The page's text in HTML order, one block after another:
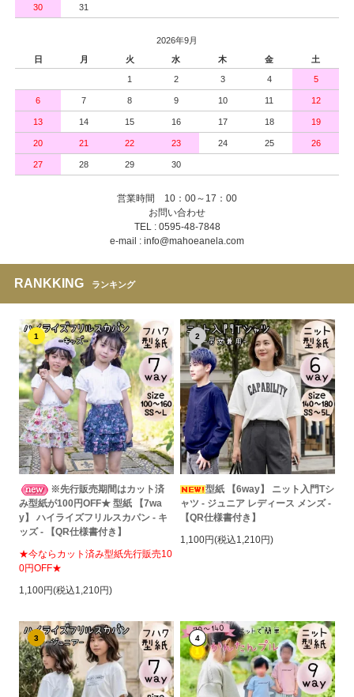
30 31
2026年9月
日
月 火 水 木 金 土
1 2 3 4 5
6 7 8 9 10 11 12
13 14 15 16 17 18 19
20 21 22 23 24 25 26
27 28 29 30
営業時間 10：00～17：00
お問い合わせ
TEL : 0595-48-7848
e-mail : info@mahoeanela.com
RANKKING ランキング
1
※先行販売期間はカット済
み型紙が100円OFF★ 型紙 【7wa
y】 ハイライズフリルスカパン - キ
ッズ - 【QR仕様書付き】
★今ならカット済み型紙先行販売10
0円OFF★
1,100円(税込1,210円)
2
型紙 【6way】 ニット入門Tシ
ャツ - ジュニア レディース メンズ -
【QR仕様書付き】
1,100円(税込1,210円)
3 4